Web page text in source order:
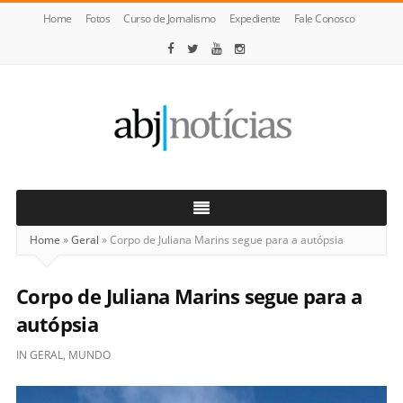
Home Fotos Curso de Jornalismo Expediente Fale Conosco
Notícias
Home »Geral »Corpo de Juliana Marins segue para a autópsia
Corpo de Juliana Marins segue para a
autópsia
IN GERAL, MUNDO